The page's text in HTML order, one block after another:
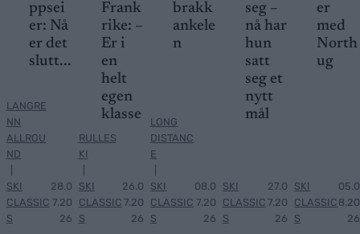
ppsei
er: Nå
er det
slutt...
LANGRE
NN
ALLROU
ND
SKI
CLASSIC
S
28.0
7.20
26
Frank
rike: –
Er i
en
helt
egen
klasse
RULLES
KI
SKI
CLASSIC
S
26.0
7.20
26
brakk
ankele
n
LONG
DISTANC
E
SKI
CLASSIC
S
08.0
7.20
26
seg –
nå har
hun
satt
seg et
nytt
mål
SKI
CLASSIC
S
27.0
7.20
26
er
med
North
ug
SKI
CLASSIC
S
05.0
8.20
26